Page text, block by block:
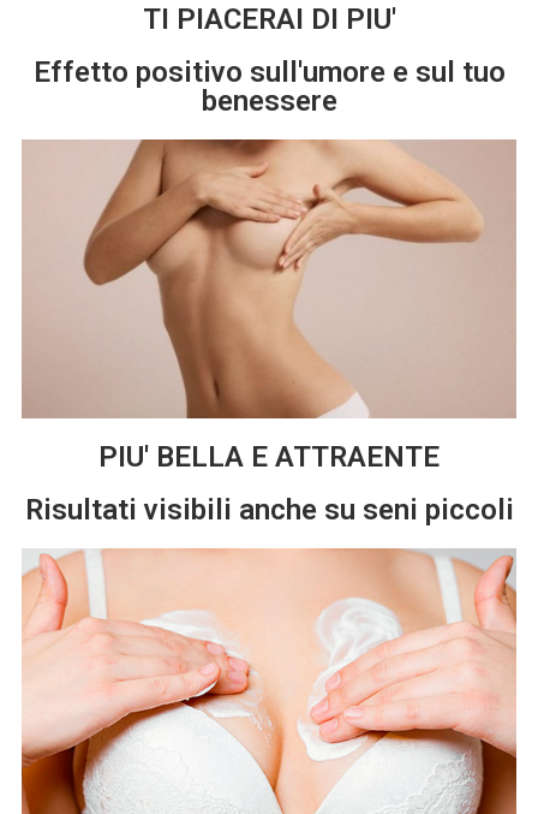
TI PIACERAI DI PIU'
Effetto positivo sull'umore e sul tuo
benessere
PIU' BELLA E ATTRAENTE
Risultati visibili anche su seni piccoli